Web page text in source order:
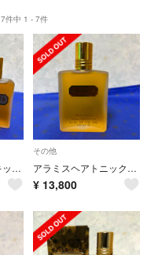
7件中 1 - 7件
アラミスヘアーリキッド120ml 未使用
その他
アラミスヘアトニック120ml 未使用
¥ 13,800